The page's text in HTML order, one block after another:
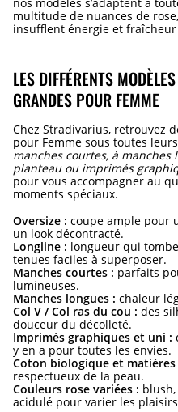
multitude de nuances de
insufflent énergie et fraîcheur
LES DIFFÉRENTS
GRANDES POUR FEMME
Chez Stradivarius, retrouvez
pour Femme sous toutes
manches courtes, à manches
planteau ou imprimés
pour vous accompagner au
moments spéciaux.
Oversize : coupe ample pour
un look décontracté.
Longline : longueur qui
tenues faciles à superposer.
Manches courtes : parfaits
lumineuses.
Manches longues : chaleur
Col V / Col ras du cou : des
douceur du décolleté.
Imprimés graphiques et uni :
y en a pour toutes les envies.
Coton biologique et
respectueux de la peau.
Couleurs rose variées :
acidulé pour varier les